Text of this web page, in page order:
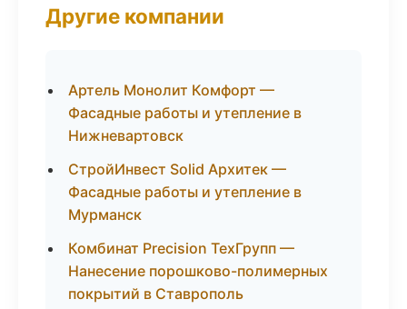
Другие компании
Артель Монолит Комфорт —
Фасадные работы и утепление в
Нижневартовск
СтройИнвест Solid Архитек —
Фасадные работы и утепление в
Мурманск
Комбинат Precision ТехГрупп —
Нанесение порошково-полимерных
покрытий в Ставрополь